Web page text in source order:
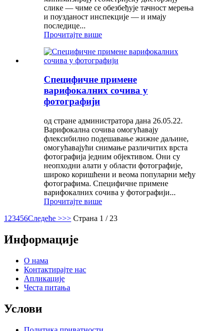
слике — чиме се обезбеђује тачност мерења
и поузданост инспекције — и имају
последице...
Прочитајте више
Специфичне примене
варифокалних сочива у
фотографији
од стране администратора дана 26.05.22.
Варифокална сочива омогућавају
флексибилно подешавање жижне даљине,
омогућавајући снимање различитих врста
фотографија једним објективом. Они су
неопходни алати у области фотографије,
широко коришћени и веома популарни међу
фотографима. Специфичне примене
варифокалних сочива у фотографији...
Прочитајте више
1 23456Следеће >>> Страна 1 / 23
Информације
О нама
Контактирајте нас
Апликације
Честа питања
Услови